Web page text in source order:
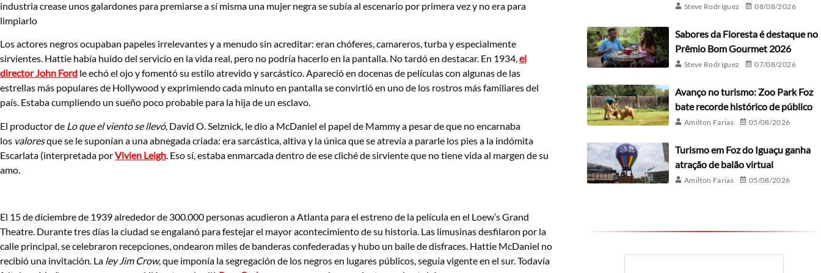
industria crease unos galardones para premiarse a sí misma una mujer negra se subía al escenario por primera vez y no era para
limpiarlo
Los actores negros ocupaban papeles irrelevantes y a menudo sin acreditar: eran chóferes, camareros, turba y especialmente
sirvientes. Hattie había huido del servicio en la vida real, pero no podría hacerlo en la pantalla. No tardó en destacar. En 1934,el
director John Ford le echó el ojo y fomentó su estilo atrevido y sarcástico. Apareció en docenas de películas con algunas de las
estrellas más populares de Hollywood y exprimiendo cada minuto en pantalla se convirtió en uno de los rostros más familiares del
país. Estaba cumpliendo un sueño poco probable para la hija de un esclavo.
El productor de Lo que el viento se llevó, David O. Selznick, le dio a McDaniel el papel de Mammy a pesar de que no encarnaba
los valoresque se le suponían a una abnegada criada: era sarcástica, altiva y la única que se atrevía a pararle los pies a la indómita
Escarlata (interpretada porVivien Leigh Eso sí, estaba enmarcada dentro de ese cliché de sirviente que no tiene vida al margen de su
amo.
El 15 de diciembre de 1939 alrededor de 300.000 personas acudieron a Atlanta para el estreno de la película en el Loew’s Grand
Theatre. Durante tres días la ciudad se engalanó para festejar el mayor acontecimiento de su historia. Las limusinas desfilaron por la
calle principal, se celebraron recepciones, ondearon miles de banderas confederadas y hubo un baile de disfraces. Hattie McDaniel no
recibió una invitación. La ley Jim Crow, que imponía la segregación de los negros en lugares públicos, seguía vigente en el sur. Todavía
Steve Rodríguez 08/08/2026
Sabores da Floresta é destaque no
Prêmio Bom Gourmet 2026
Steve Rodríguez 07/08/2026
Avanço no turismo: Zoo Park Foz
bate recorde histórico de público
Amilton Farias 05/08/2026
Turismo em Foz do Iguaçu ganha
atração de balão virtual
Amilton Farias 05/08/2026